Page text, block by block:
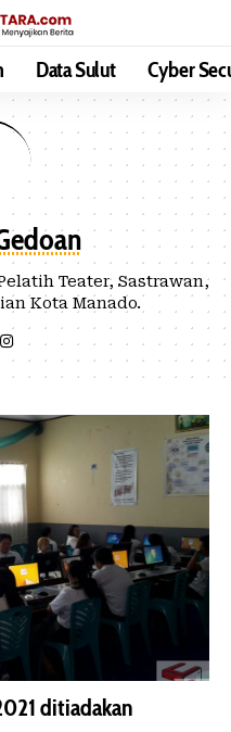
Data Sulut Cyber
Teater, Sastrawan,
Kota Manado.
ditiadakan